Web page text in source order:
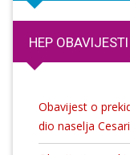
HEP OBAVIJESTI
Obavijest o
dio naselja